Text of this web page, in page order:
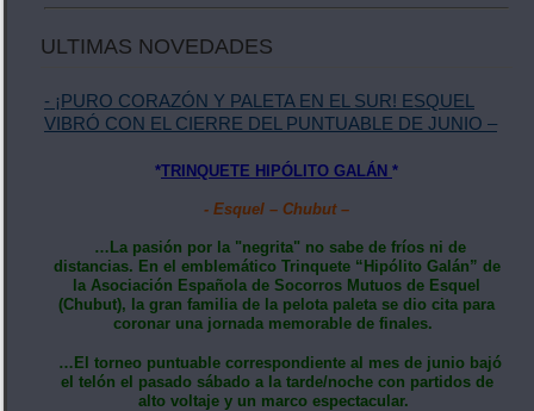
ULTIMAS NOVEDADES
- ¡PURO CORAZÓN Y PALETA EN EL SUR! ESQUEL
VIBRÓ CON EL CIERRE DEL PUNTUABLE DE JUNIO –
*TRINQUETE HIPÓLITO GALÁN *
- Esquel – Chubut –
…La pasión por la "negrita" no sabe de fríos ni de
distancias. En el emblemático Trinquete “Hipólito Galán” de
la Asociación Española de Socorros Mutuos de Esquel
(Chubut), la gran familia de la pelota paleta se dio cita para
coronar una jornada memorable de finales.
…El torneo puntuable correspondiente al mes de junio bajó
el telón el pasado sábado a la tarde/noche con partidos de
alto voltaje y un marco espectacular.